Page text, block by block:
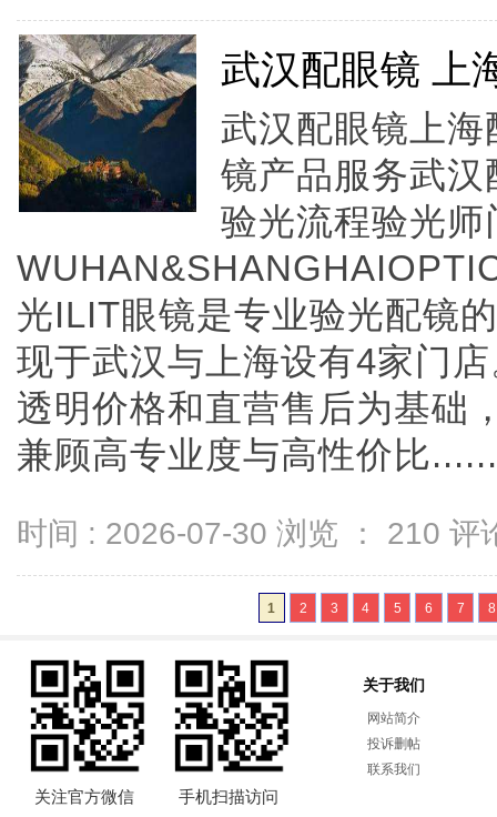
武汉配眼镜 上
武汉配眼镜上
镜产品服务武
验光流程验光
光ILIT眼镜是专业验光配镜
现于武汉与上海设有4家门
透明价格和直营售后为基础
兼顾高专业度与高性价比......
时间 : 2026-07-30 浏览 ： 210 评
1 2 3 4 5 6 7 8
关注官方微信 手机扫描访问
关于我们
网站简介
投诉删帖
联系我们